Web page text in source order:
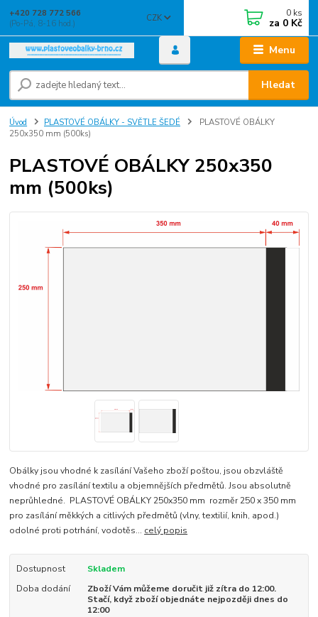
Menu
CZK
Hledat
+420 728 772 566
(Po-Pá, 8-16 hod.)
0 ks
za 0 Kč
Úvod PLASTOVÉ OBÁLKY - SVĚTLE ŠEDÉ
PLASTOVÉ OBÁLKY
250x350 mm (500ks)
PLASTOVÉ OBÁLKY 250x350
mm (500ks)
Obálky jsou vhodné k zasílání Vašeho zboží poštou, jsou obzvláště
vhodné pro zasílání textilu a objemnějších předmětů. Jsou absolutně
neprůhledné. PLASTOVÉ OBÁLKY 250x350 mm rozměr 250 x 350 mm
pro zasílání měkkých a citlivých předmětů (vlny, textilií, knih, apod.)
odolné proti potrhání, vodotěs... celý popis
Dostupnost
Skladem
Doba dodání
Zboží Vám můžeme doručit již zítra do 12:00.
Stačí, když zboží objednáte nejpozději dnes do
12:00